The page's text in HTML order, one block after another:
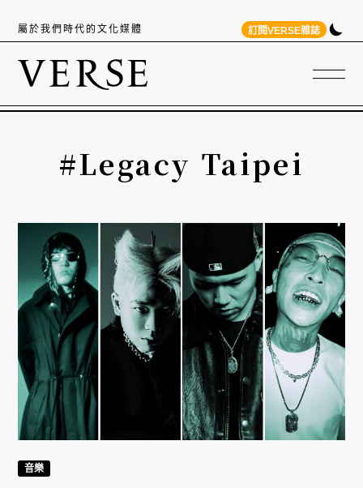
屬於我們時代的文化媒體 訂閱VERSE雜誌
#Legacy Taipei
音樂